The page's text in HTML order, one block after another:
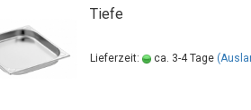
Tiefe
Lieferzeit: ca. 3-4 Tage